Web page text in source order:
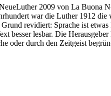
2009 von La
war die Luther 1912
revidiert: Sprache ist
besser lesbar. Die
oder durch den Zeitgeist